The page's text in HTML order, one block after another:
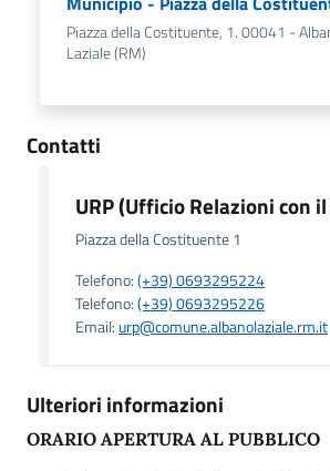
Piazza della Costituente, 1. 00041 -
Laziale (RM)
Contatti
URP (Ufficio Relazioni con
Piazza della Costituente 1
Telefono:(+39) 0693295224
Telefono:(+39) 0693295226
Email: urp@comune.albanolaziale.rm.it
Ulteriori informazioni
ORARIO APERTURA AL PUBBLICO